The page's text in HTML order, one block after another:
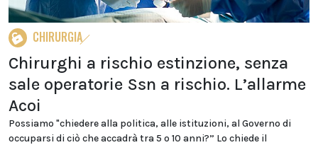
CHIRURGIA
Chirurghi a rischio estinzione, senza
sale operatorie Ssn a rischio. L’allarme
Acoi
Possiamo "chiedere alla politica, alle istituzioni, al Governo di
occuparsi di ciò che accadrà tra 5 o 10 anni?” Lo chiede il